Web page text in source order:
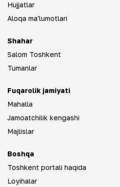
Hujjatlar
Aloqa ma'lumotlari
Shahar
Salom Toshkent
Tumanlar
Fuqarolik jamiyati
Mahalla
Jamoatchilik kengashi
Majlislar
Boshqa
Toshkent portali haqida
Loyihalar